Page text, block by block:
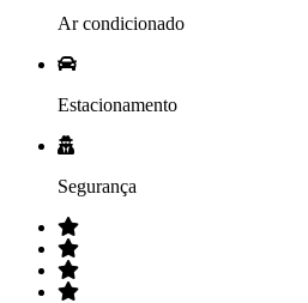
Ar condicionado
Estacionamento
Segurança